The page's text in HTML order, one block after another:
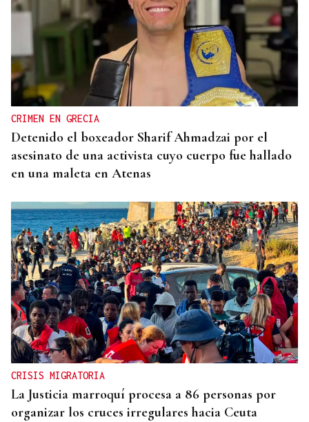
CRIMEN EN GRECIA
Detenido el boxeador Sharif Ahmadzai por el
asesinato de una activista cuyo cuerpo fue hallado
en una maleta en Atenas
CRISIS MIGRATORIA
La Justicia marroquí procesa a 86 personas por
organizar los cruces irregulares hacia Ceuta